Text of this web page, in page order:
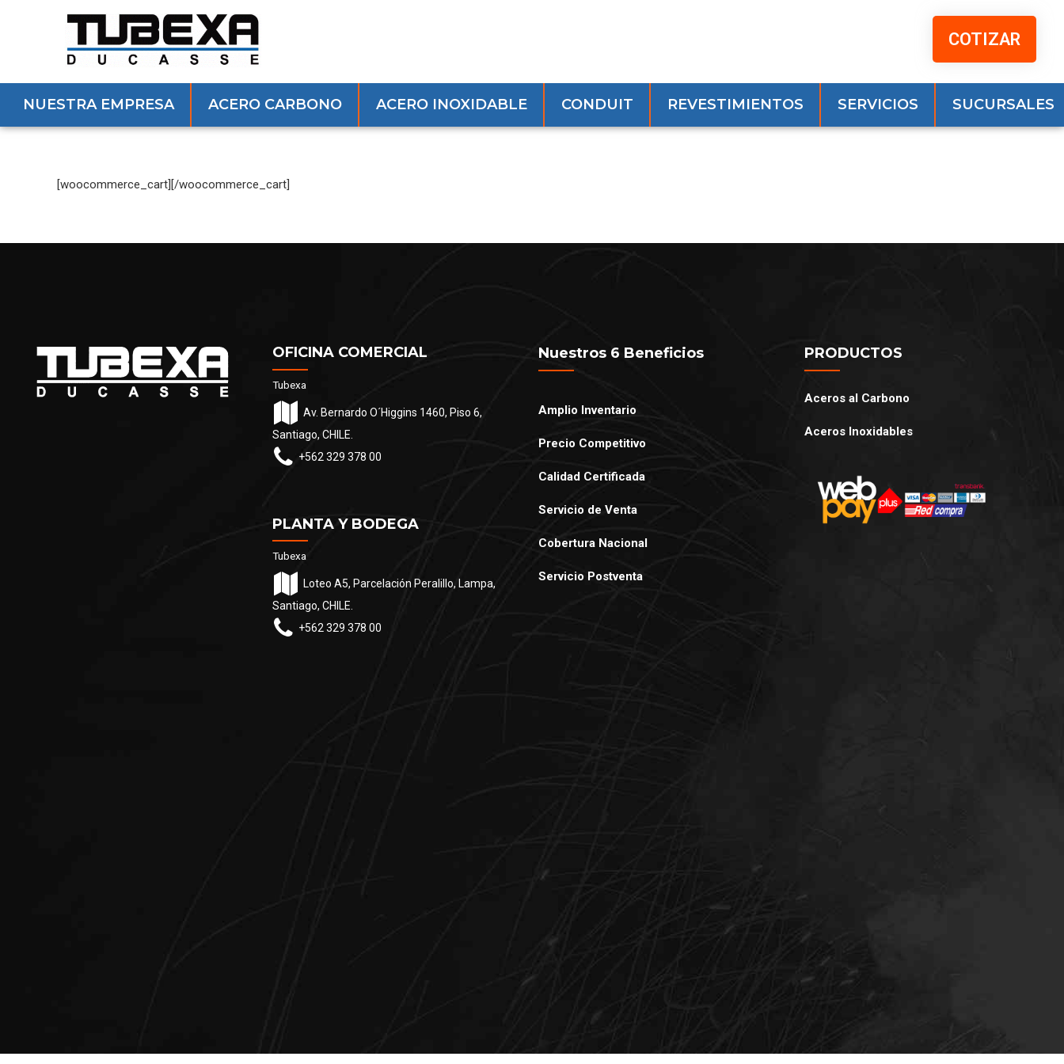
COTIZAR
NUESTRA EMPRESA ACERO CARBONO ACERO INOXIDABLE CONDUIT REVESTIMIENTOS SERVICIOS SUCURSALES
[woocommerce_cart][/woocommerce_cart]
OFICINA COMERCIAL
Tubexa
Av. Bernardo O´Higgins 1460, Piso 6,
Santiago, CHILE.
+562 329 378 00
PLANTA Y BODEGA
Tubexa
Loteo A5, Parcelación Peralillo, Lampa,
Santiago, CHILE.
+562 329 378 00
Nuestros 6 Beneficios
Amplio Inventario
Precio Competitivo
Calidad Certificada
Servicio de Venta
Cobertura Nacional
Servicio Postventa
PRODUCTOS
Aceros al Carbono
Aceros Inoxidables